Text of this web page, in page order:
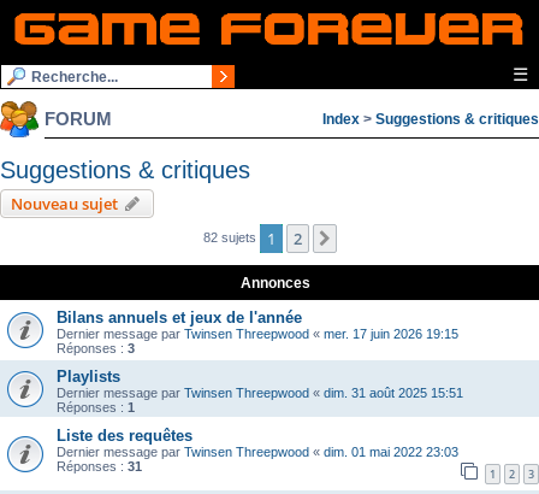
☰
FORUM Index > Suggestions & critiques
Suggestions & critiques
Nouveau sujet
82 sujets 1 2
Annonces
Bilans annuels et jeux de l'année
Dernier message par Twinsen Threepwood « mer. 17 juin 2026 19:15
Réponses : 3
Playlists
Dernier message par Twinsen Threepwood « dim. 31 août 2025 15:51
Réponses : 1
Liste des requêtes
Dernier message par Twinsen Threepwood « dim. 01 mai 2022 23:03
Réponses : 31 1 2 3